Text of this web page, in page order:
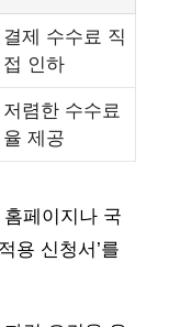
결제 수수료 직
접 인하
저렴한 수수료
율 제공
페이지나 국
용 신청서’를